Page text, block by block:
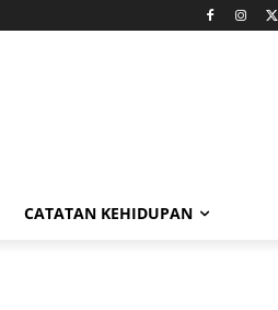
CATATAN KEHIDUPAN